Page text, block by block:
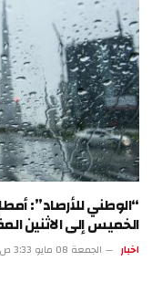
“الوطني للأرصاد”:
الخميس إلى الاثنين
اخبار الجمعة 08 مايو 3:33 ص